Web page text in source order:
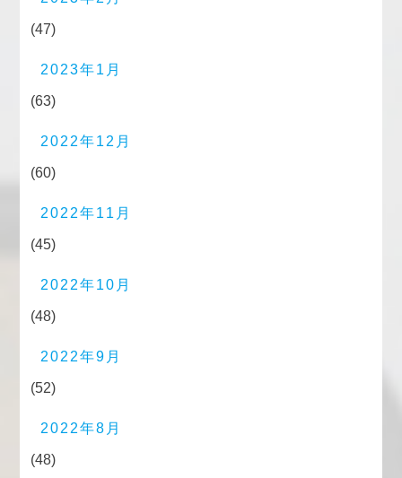
(47)
2023年1月
(63)
2022年12月
(60)
2022年11月
(45)
2022年10月
(48)
2022年9月
(52)
2022年8月
(48)